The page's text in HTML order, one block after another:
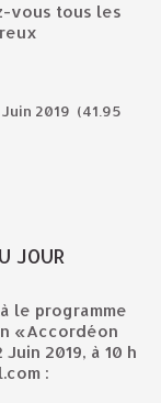
2019 (41.95
JOUR
le programme
«Accordéon
2019, à 10 h
: